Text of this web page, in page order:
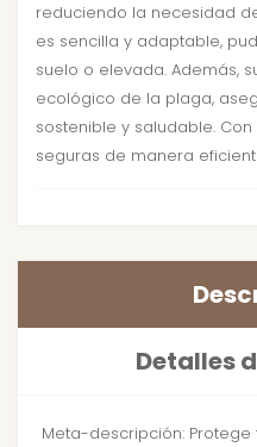
reduciendo la necesidad
es sencilla y adaptable,
suelo o elevada. Además,
ecológico de la plaga,
sostenible y saludable.
seguras de manera
Detalles
Meta-descripción: